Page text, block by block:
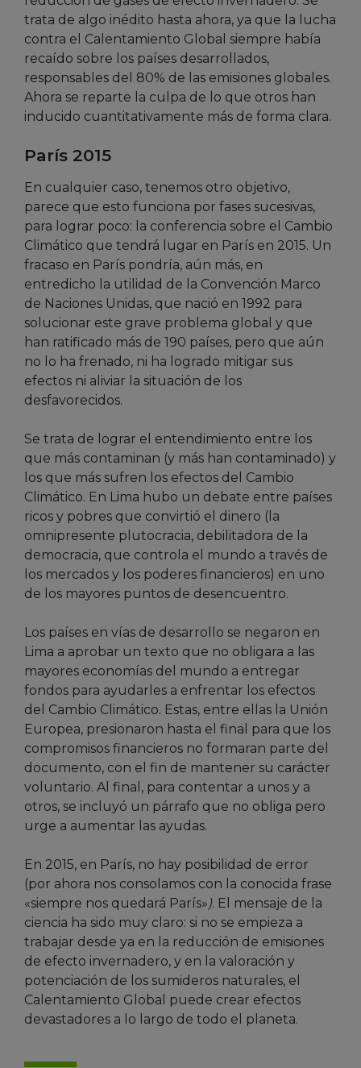
trata de algo inédito hasta ahora, ya que la lucha
contra el Calentamiento Global siempre había
recaído sobre los países desarrollados,
responsables del 80% de las emisiones globales.
Ahora se reparte la culpa de lo que otros han
inducido cuantitativamente más de forma clara.
París 2015
En cualquier caso, tenemos otro objetivo,
parece que esto funciona por fases sucesivas,
para lograr poco: la conferencia sobre el Cambio
Climático que tendrá lugar en París en 2015. Un
fracaso en París pondría, aún más, en
entredicho la utilidad de la Convención Marco
de Naciones Unidas, que nació en 1992 para
solucionar este grave problema global y que
han ratificado más de 190 países, pero que aún
no lo ha frenado, ni ha logrado mitigar sus
efectos ni aliviar la situación de los
desfavorecidos.
Se trata de lograr el entendimiento entre los
que más contaminan (y más han contaminado) y
los que más sufren los efectos del Cambio
Climático. En Lima hubo un debate entre países
ricos y pobres que convirtió el dinero (la
omnipresente plutocracia, debilitadora de la
democracia, que controla el mundo a través de
los mercados y los poderes financieros) en uno
de los mayores puntos de desencuentro.
Los países en vías de desarrollo se negaron en
Lima a aprobar un texto que no obligara a las
mayores economías del mundo a entregar
fondos para ayudarles a enfrentar los efectos
del Cambio Climático. Estas, entre ellas la Unión
Europea, presionaron hasta el final para que los
compromisos financieros no formaran parte del
documento, con el fin de mantener su carácter
voluntario. Al final, para contentar a unos y a
otros, se incluyó un párrafo que no obliga pero
urge a aumentar las ayudas.
En 2015, en París, no hay posibilidad de error
(por ahora nos consolamos con la conocida frase
«siempre nos quedará París»). El mensaje de la
ciencia ha sido muy claro: si no se empieza a
trabajar desde ya en la reducción de emisiones
de efecto invernadero, y en la valoración y
potenciación de los sumideros naturales, el
Calentamiento Global puede crear efectos
devastadores a lo largo de todo el planeta.